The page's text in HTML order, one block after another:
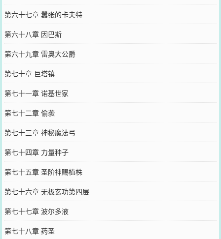
第六十七章 嚣张的卡夫特
第六十八章 因巴斯
第六十九章 雷奥大公爵
第七十章 巨塔镇
第七十一章 诺基世家
第七十二章 偷袭
第七十三章 神秘魔法弓
第七十四章 力量种子
第七十五章 圣阶神赐植株
第七十六章 无极玄功第四层
第七十七章 波尔多液
第七十八章 药圣